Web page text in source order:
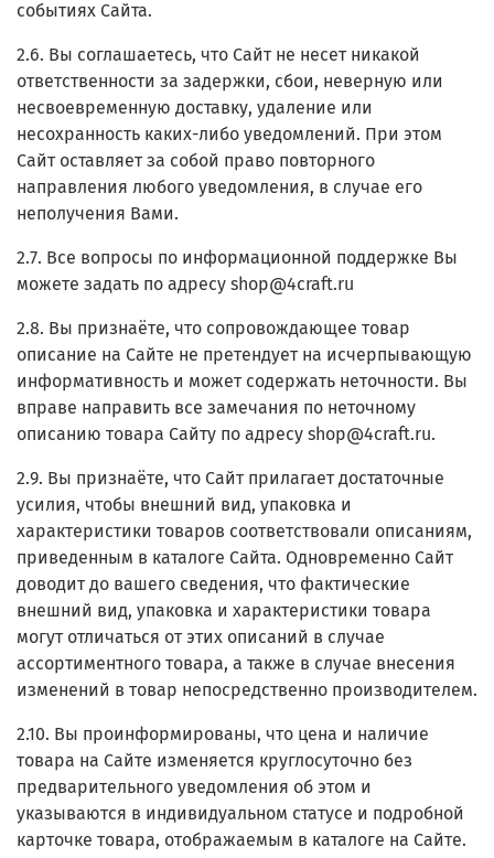
событиях Сайта.
2.6. Вы соглашаетесь, что Сайт не несет никакой
ответственности за задержки, сбои, неверную или
несвоевременную доставку, удаление или
несохранность каких-либо уведомлений. При этом
Сайт оставляет за собой право повторного
направления любого уведомления, в случае его
неполучения Вами.
2.7. Все вопросы по информационной поддержке Вы
можете задать по адресу shop@4craft.ru
2.8. Вы признаёте, что сопровождающее товар
описание на Сайте не претендует на исчерпывающую
информативность и может содержать неточности. Вы
вправе направить все замечания по неточному
описанию товара Сайту по адресу shop@4craft.ru.
2.9. Вы признаёте, что Сайт прилагает достаточные
усилия, чтобы внешний вид, упаковка и
характеристики товаров соответствовали описаниям,
приведенным в каталоге Сайта. Одновременно Сайт
доводит до вашего сведения, что фактические
внешний вид, упаковка и характеристики товара
могут отличаться от этих описаний в случае
ассортиментного товара, а также в случае внесения
изменений в товар непосредственно производителем.
2.10. Вы проинформированы, что цена и наличие
товара на Сайте изменяется круглосуточно без
предварительного уведомления об этом и
указываются в индивидуальном статусе и подробной
карточке товара, отображаемым в каталоге на Сайте.